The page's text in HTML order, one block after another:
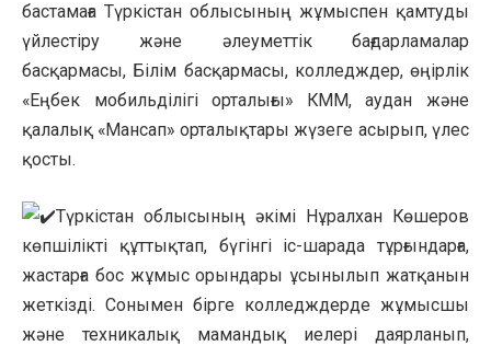
бастамаға Түркістан облысының жұмыспен қамтуды
үйлестіру және әлеуметтік бағдарламалар
басқармасы, Білім басқармасы, колледждер, өңірлік
«Еңбек мобильділігі орталығы» КММ, аудан және
қалалық «Мансап» орталықтары жүзеге асырып, үлес
қосты.
Түркістан облысының әкімі Нұралхан Көшеров
көпшілікті құттықтап, бүгінгі іс-шарада тұрғындарға,
жастарға бос жұмыс орындары ұсынылып жатқанын
жеткізді. Сонымен бірге колледждерде жұмысшы
және техникалық мамандық иелері даярланып,